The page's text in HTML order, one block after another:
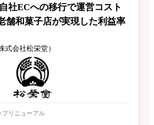
社ECへの移行で運営コスト
舗和菓子店が実現した利益率
式会社松栄堂）
プリニューアル